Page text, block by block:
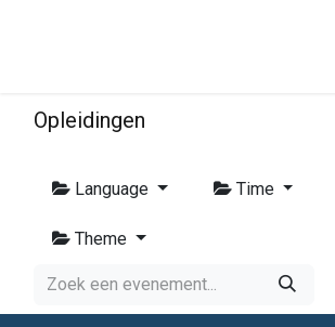
Opleidingen
Language Time
Theme